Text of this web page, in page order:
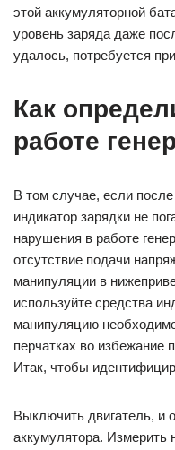
этой аккумуляторной
уровень заряда даже
удалось, потребуется
Как
работе
В том случае, если
индикатор зарядки не
нарушения в работе
отсутствие подачи
манипуляции в
используйте средства
манипуляцию
перчатках во избежание
Итак, чтобы
Выключить двигатель, и
аккумулятора. Измерить